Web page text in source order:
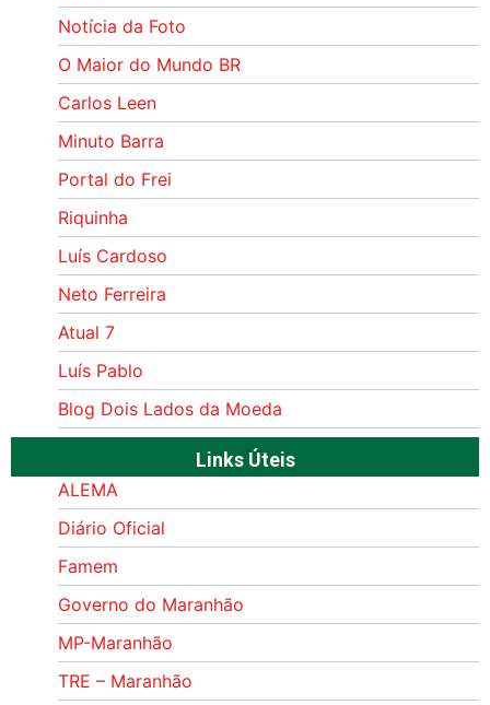
Notícia da Foto
O Maior do Mundo BR
Carlos Leen
Minuto Barra
Portal do Frei
Riquinha
Luís Cardoso
Neto Ferreira
Atual 7
Luís Pablo
Blog Dois Lados da Moeda
Links Úteis
ALEMA
Diário Oficial
Famem
Governo do Maranhão
MP-Maranhão
TRE – Maranhão